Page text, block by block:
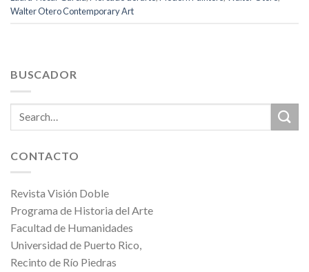
Walter Otero Contemporary Art
BUSCADOR
CONTACTO
Revista Visión Doble
Programa de Historia del Arte
Facultad de Humanidades
Universidad de Puerto Rico,
Recinto de Río Piedras